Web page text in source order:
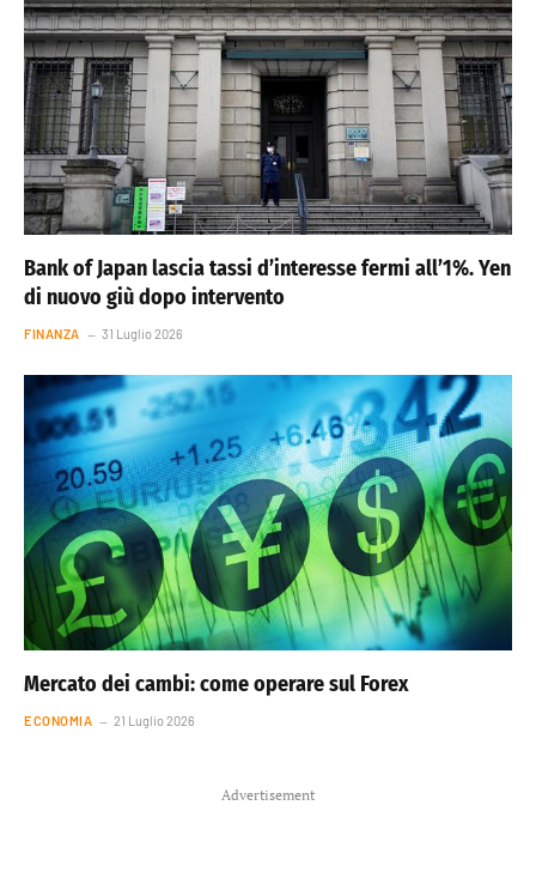
Bank of Japan lascia tassi d’interesse fermi all’1%. Yen
di nuovo giù dopo intervento
FINANZA 31 Luglio 2026
Mercato dei cambi: come operare sul Forex
ECONOMIA 21 Luglio 2026
Advertisement